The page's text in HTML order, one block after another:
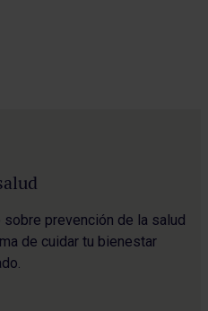
prevención de la salud
de cuidar tu bienestar